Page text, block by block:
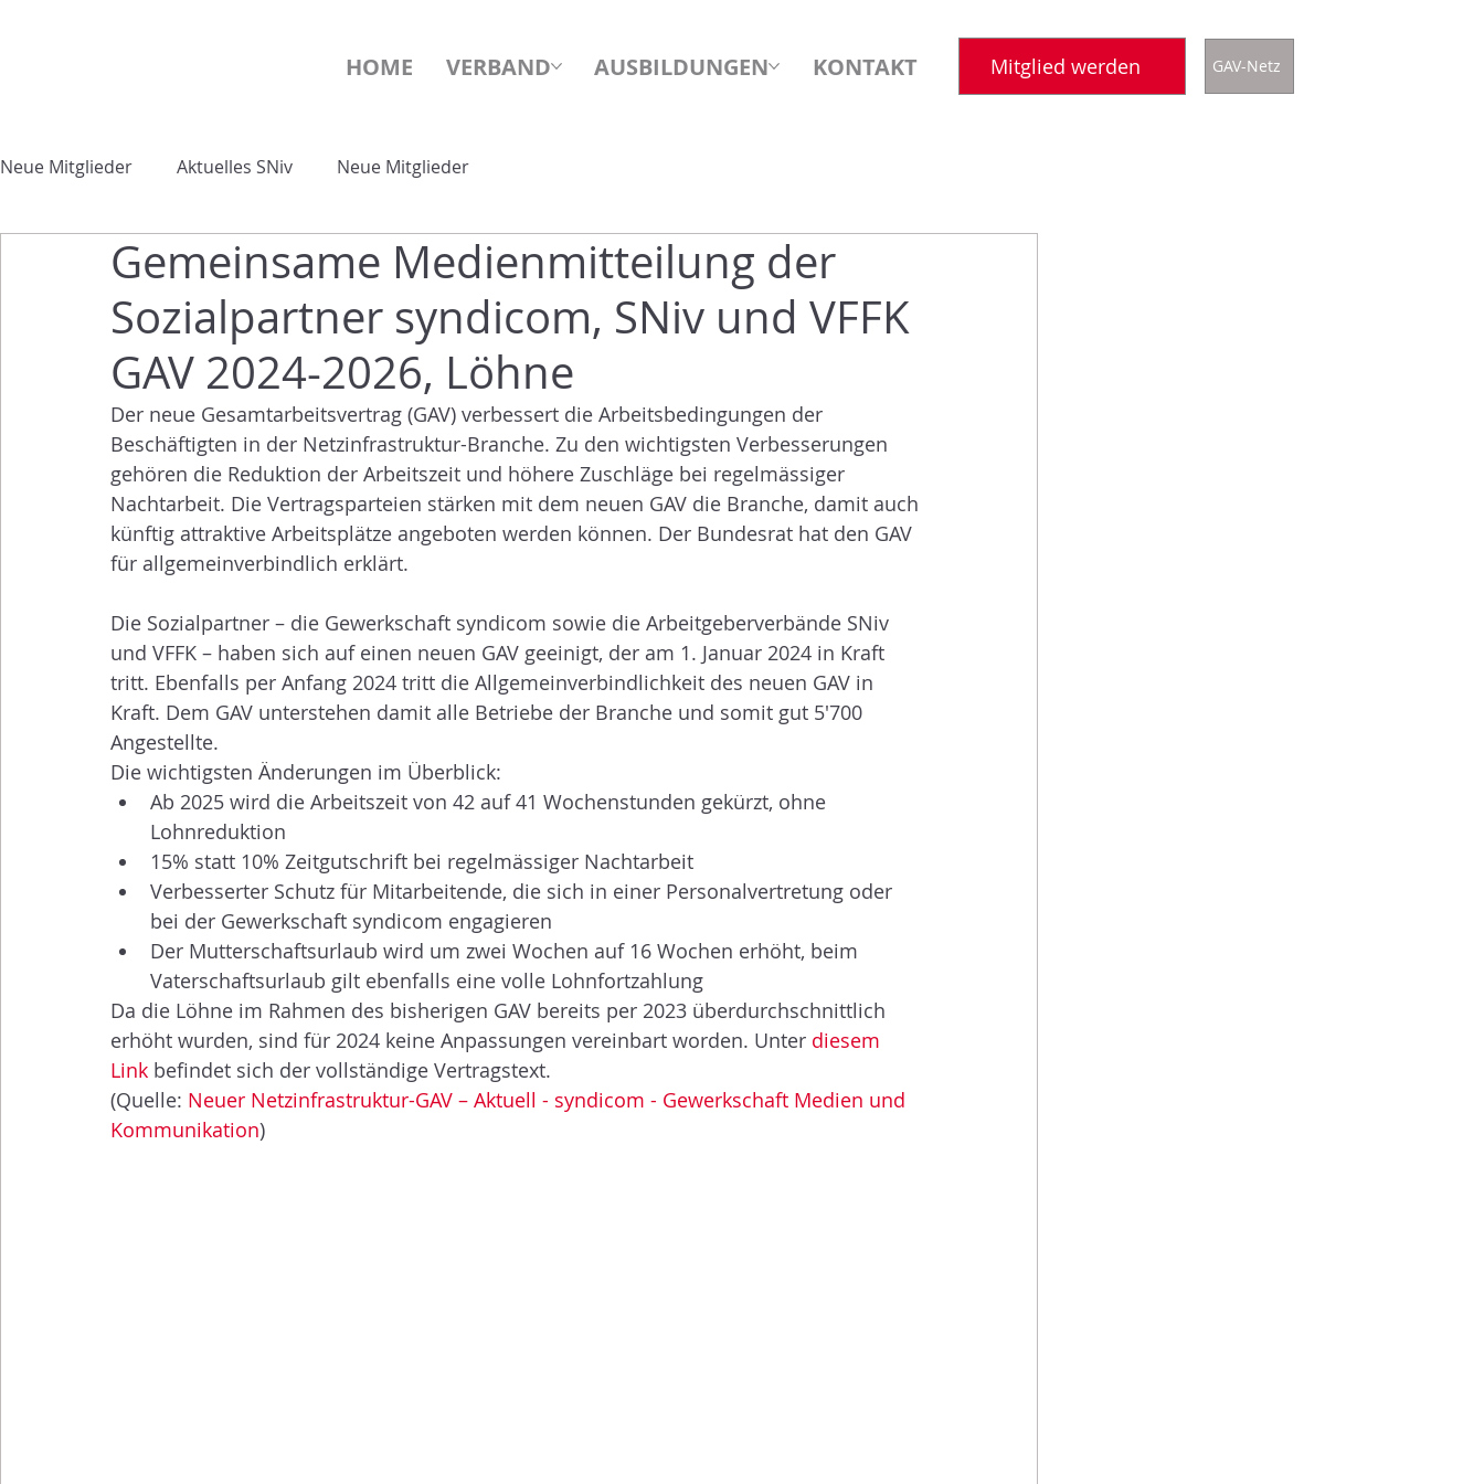
HOME VERBAND AUSBILDUNGEN KONTAKT Mitglied werden GAV-Netz
Neue Mitglieder Aktuelles SNiv Neue Mitglieder
Gemeinsame Medienmitteilung der
Sozialpartner syndicom, SNiv und VFFK
GAV 2024-2026, Löhne
Der neue Gesamtarbeitsvertrag (GAV) verbessert die Arbeitsbedingungen der
Beschäftigten in der Netzinfrastruktur-Branche. Zu den wichtigsten Verbesserungen
gehören die Reduktion der Arbeitszeit und höhere Zuschläge bei regelmässiger
Nachtarbeit. Die Vertragsparteien stärken mit dem neuen GAV die Branche, damit auch
künftig attraktive Arbeitsplätze angeboten werden können. Der Bundesrat hat den GAV
für allgemeinverbindlich erklärt.
Die Sozialpartner – die Gewerkschaft syndicom sowie die Arbeitgeberverbände SNiv
und VFFK – haben sich auf einen neuen GAV geeinigt, der am 1. Januar 2024 in Kraft
tritt. Ebenfalls per Anfang 2024 tritt die Allgemeinverbindlichkeit des neuen GAV in
Kraft. Dem GAV unterstehen damit alle Betriebe der Branche und somit gut 5'700
Angestellte.
Die wichtigsten Änderungen im Überblick:
Ab 2025 wird die Arbeitszeit von 42 auf 41 Wochenstunden gekürzt, ohne
Lohnreduktion
15% statt 10% Zeitgutschrift bei regelmässiger Nachtarbeit
Verbesserter Schutz für Mitarbeitende, die sich in einer Personalvertretung oder
bei der Gewerkschaft syndicom engagieren
Der Mutterschaftsurlaub wird um zwei Wochen auf 16 Wochen erhöht, beim
Vaterschaftsurlaub gilt ebenfalls eine volle Lohnfortzahlung
Da die Löhne im Rahmen des bisherigen GAV bereits per 2023 überdurchschnittlich
erhöht wurden, sind für 2024 keine Anpassungen vereinbart worden. Unter diesem
Link befindet sich der vollständige Vertragstext.
(Quelle: Neuer Netzinfrastruktur-GAV – Aktuell - syndicom - Gewerkschaft Medien und
Kommunikation)